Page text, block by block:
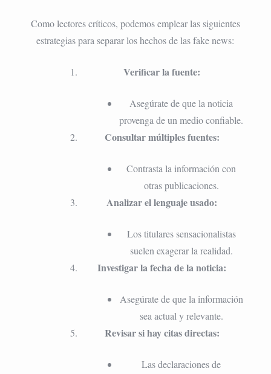
Como lectores críticos, podemos emplear las siguientes
estrategias para separar los hechos de las fake news:
Verificar la fuente:
Asegúrate de que la noticia
provenga de un medio confiable.
Consultar múltiples fuentes:
Contrasta la información con
otras publicaciones.
Analizar el lenguaje usado:
Los titulares sensacionalistas
suelen exagerar la realidad.
Investigar la fecha de la noticia:
Asegúrate de que la información
sea actual y relevante.
Revisar si hay citas directas:
Las declaraciones de